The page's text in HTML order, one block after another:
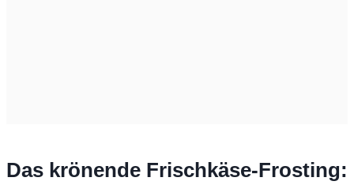
Das krönende Frischkäse-Frosting: